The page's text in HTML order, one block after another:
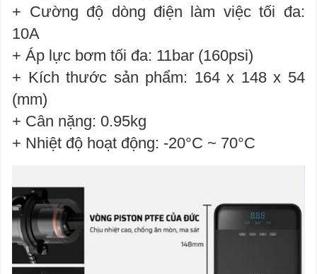
+ Cường độ dòng điện làm việc tối đa:
10A
+ Áp lực bơm tối đa: 11bar (160psi)
+ Kích thước sản phẩm: 164 x 148 x 54
(mm)
+ Cân nặng: 0.95kg
+ Nhiệt độ hoạt động: -20°C ~ 70°C